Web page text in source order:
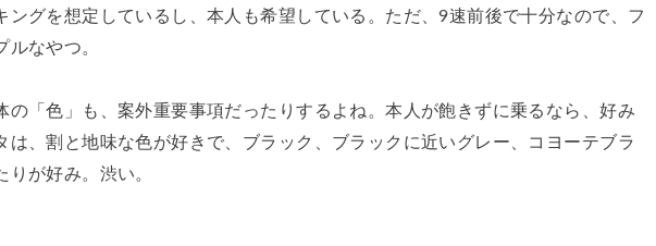
ングを想定しているし、本人も希望している。ただ、9速前後で十分なので、フ
ルなやつ。
の「色」も、案外重要事項だったりするよね。本人が飽きずに乗るなら、好み
は、割と地味な色が好きで、ブラック、ブラックに近いグレー、コヨーテブラ
りが好み。渋い。